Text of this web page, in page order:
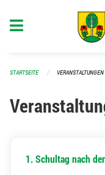
STARTSEITE VERANSTALTUNGEN
1. Schultag nach